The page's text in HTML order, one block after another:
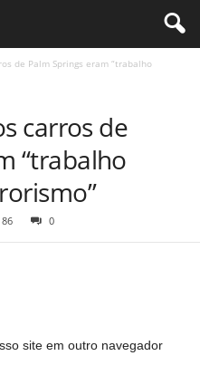
de Palm Springs eram “trabalho
carros de
“trabalho
86 0
site em outro navegador